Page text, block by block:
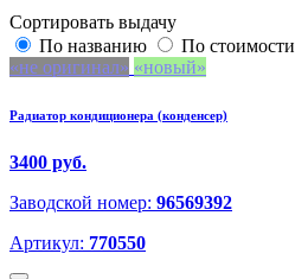
Сортировать выдачу
По названию
По стоимости
не оригинал
новый
Радиатор кондиционера (конденсер)
3400 руб.
Заводской номер: 96569392
Артикул: 770550